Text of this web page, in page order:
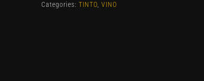
Categories: TINTO, VINO